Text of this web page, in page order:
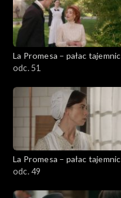
La Promesa – pałac tajemnic
odc. 51
La Promesa – pałac tajemnic
odc. 49